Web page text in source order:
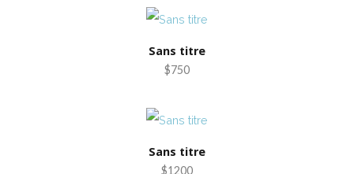
Sans titre
$750
Sans titre
$1200